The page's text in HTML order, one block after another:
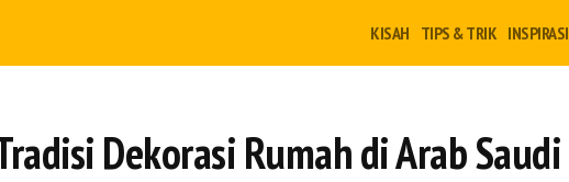
KISAH TIPS & TRIK INSPIRASI
Dekorasi Rumah di Arab Saudi